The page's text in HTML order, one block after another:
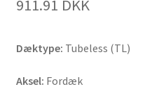
911.91 DKK
Dæktype: Tubeless (TL)
Aksel: Fordæk